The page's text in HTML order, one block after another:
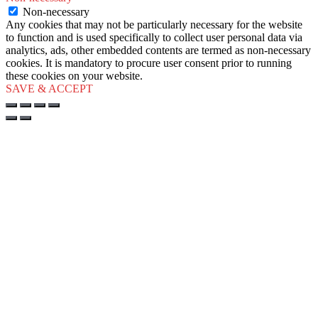
Non-necessary
Any cookies that may not be particularly necessary for the website
to function and is used specifically to collect user personal data via
analytics, ads, other embedded contents are termed as non-necessary
cookies. It is mandatory to procure user consent prior to running
these cookies on your website.
SAVE & ACCEPT